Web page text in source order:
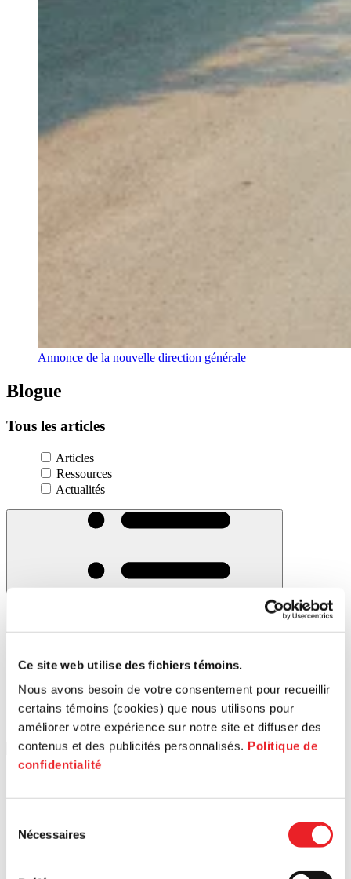
Ce site web utilise des fichiers témoins.
Nous avons besoin de votre consentement pour recueillir
certains témoins (cookies) que nous utilisons pour
améliorer votre expérience sur notre site et diffuser des
contenus et des publicités personnalisés. Politique de
confidentialité
Nécessaires
Annonce de la nouvelle direction générale
Blogue
Tous les articles
Articles
Ressources
Actualités